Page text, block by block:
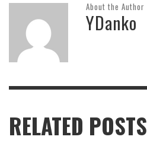
About the Author
YDanko
RELATED POSTS